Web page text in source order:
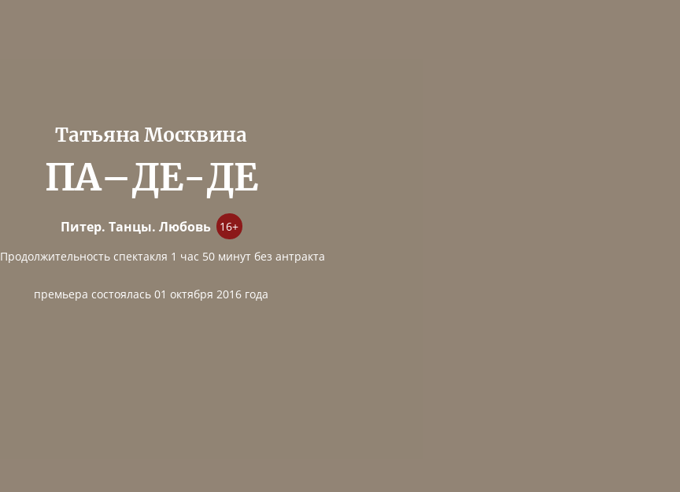
Татьяна Москвина
ПА–ДЕ-ДЕ
Питер. Танцы. Любовь 16+
Продолжительность спектакля 1 час 50 минут без антракта
премьера состоялась 01 октября 2016 года